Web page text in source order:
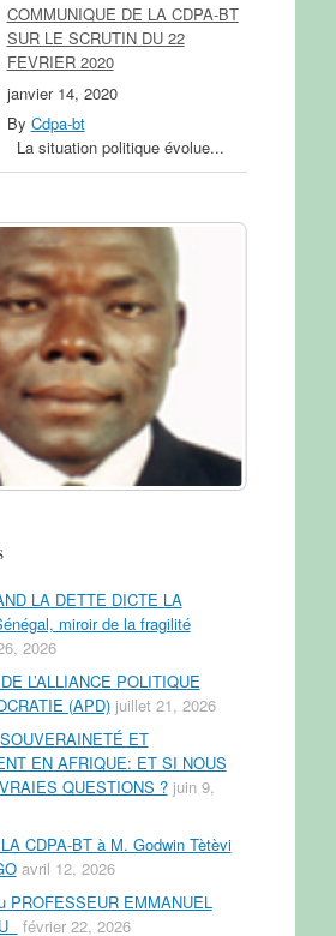
COMMUNIQUE DE LA CDPA-BT
SUR LE SCRUTIN DU 22
FEVRIER 2020
janvier 14, 2020
By Cdpa-bt
La situation politique évolue...
LA DETTE DICTE LA
miroir de la fragilité
2026
L’ALLIANCE POLITIQUE
(APD) juillet 21, 2026
ET
EN AFRIQUE: ET SI NOUS
QUESTIONS ? juin 9,
CDPA-BT à M. Godwin Tètèvi
avril 12, 2026
PROFESSEUR EMMANUEL
février 22, 2026